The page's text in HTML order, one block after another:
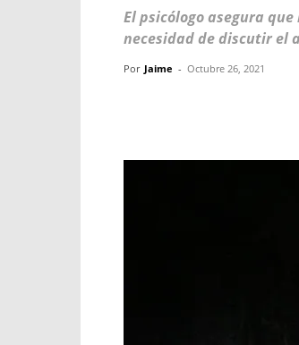
El psicólogo asegura
necesidad de discutir el
Por Jaime - Octubre 26, 2021